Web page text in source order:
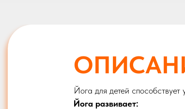
Йога для детей
Йога развивает: